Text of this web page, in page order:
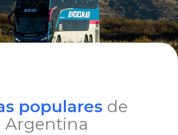
populares de
Argentina